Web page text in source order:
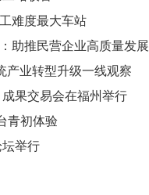
难度最大车站
助推民营企业高质量发展
业转型升级一线观察
果交易会在福州举行
青初体验
举行